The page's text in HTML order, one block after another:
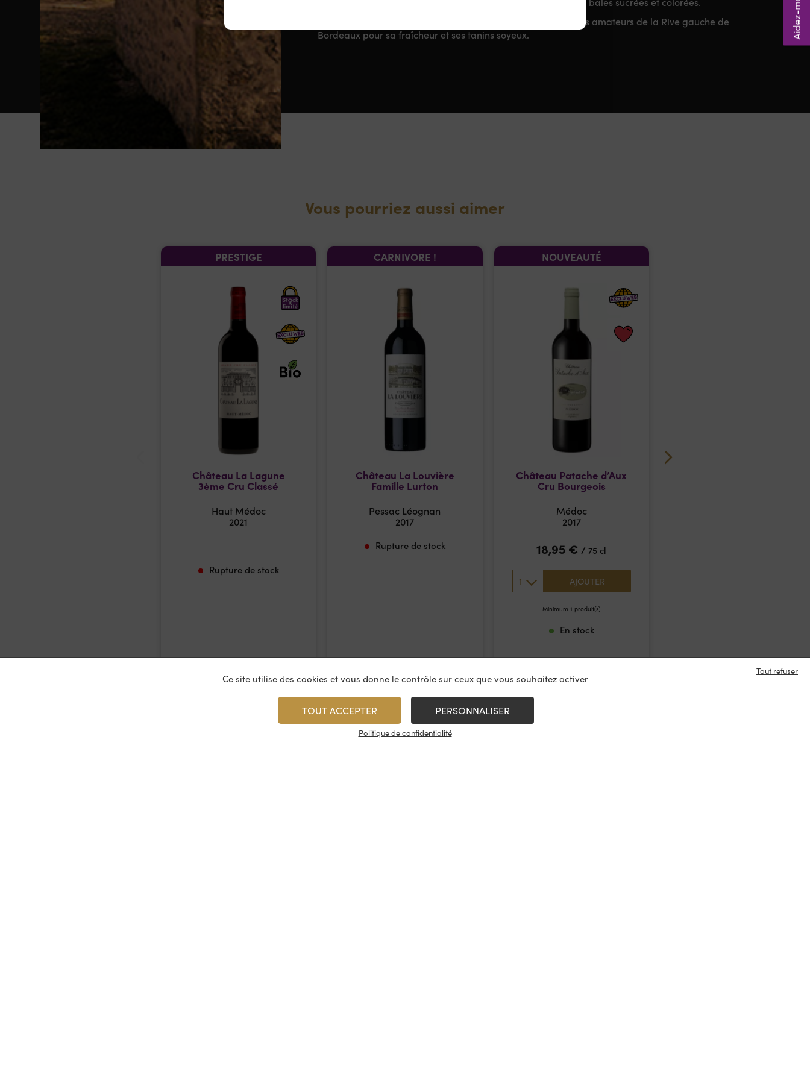
Ce Haut-Médoc, aux arômes complexes, est plébiscité par les amateurs de la Rive gauche de
Bordeaux pour sa fraîcheur et ses tanins soyeux.
Vous pourriez aussi aimer
PRESTIGE
Château La Lagune
3ème Cru Classé
Haut Médoc
2021
Rupture de stock
CARNIVORE !
Château La Louvière
Famille Lurton
Pessac Léognan
2017
Rupture de stock
NOUVEAUTÉ
Château Patache d’Aux
Cru Bourgeois
Médoc
2017
18,95 € / 75 cl
1 AJOUTER
Minimum 1 produit(s)
En stock
Ce site utilise des cookies et vous donne le contrôle sur ceux que vous souhaitez activer
TOUT ACCEPTER
Tout refuser
PERSONNALISER
Politique de confidentialité